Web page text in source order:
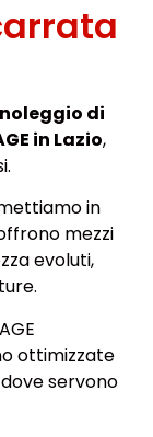
noleggio di
in Lazio,
in
mezzi
evoluti,
ottimizzate
servono